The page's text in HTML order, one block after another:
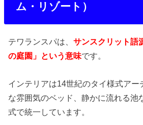
ム・リゾート）
テワランスパは、サンスクリット語
の庭園」という意味です。
インテリアは14世紀のタイ様式アー
な雰囲気のベッド、静かに流れる池
式で統一しています。